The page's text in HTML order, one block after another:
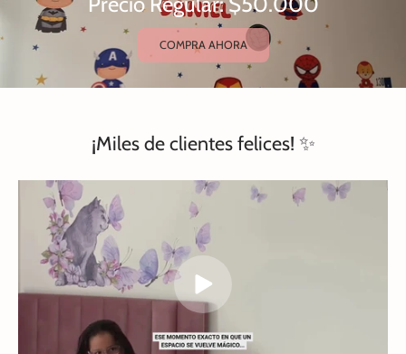
COMPRA AHORA
¡Miles de clientes felices! ✨